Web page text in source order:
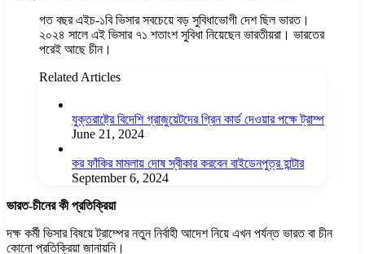
গত বছর এইচ-১বি ভিসার সবচেয়ে বড় সুবিধাভোগী দেশ ছিল ভারত।
২০২৪ সালে এই ভিসার ৭১ শতাংশ সুবিধা নিয়েছেন ভারতীয়রা। ভারতের
পরেই আছে চীন।
Related Articles
যুক্তরাষ্ট্রে বিদেশি গ্রাজুয়েটদের গ্রিন কার্ড দেওয়ার পক্ষে ট্রাম্প
June 21, 2024
কর ফাঁকির মামলায় দোষ স্বীকার করবেন বাইডেনপুত্র হান্টার
September 6, 2024
ভারত-চীনের কী প্রতিক্রিয়া
দক্ষ কর্মী ভিসার বিষয়ে ট্রাম্পের নতুন নির্বাহী আদেশ নিয়ে এখন পর্যন্ত ভারত বা চীন
কোনো প্রতিক্রিয়া জানায়নি।